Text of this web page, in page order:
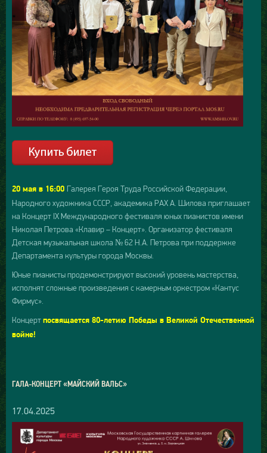
20 мая в 16:00 Галерея Героя Труда Российской Федерации,
Народного художника СССР, академика РАХ А. Шилова приглашает
на Концерт IX Международного фестиваля юных пианистов имени
Николая Петрова «Клавир – Концерт». Организатор фестиваля
Детская музыкальная школа № 62 Н.А. Петрова при поддержке
Департамента культуры города Москвы.
Юные пианисты продемонстрируют высокий уровень мастерства,
исполнят сложные произведения с камерным оркестром «Кантус
Фирмус».
Концерт посвящается 80-летию Победы в Великой Отечественной
войне!
ГАЛА-КОНЦЕРТ «МАЙСКИЙ ВАЛЬС»
17.04.2025